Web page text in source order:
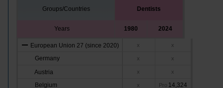
Groups/Countries Dentists
Years 1980 2024
European Union 27 (since 2020) x x
Germany x x
Austria x x
Belgium x Pro 14,324